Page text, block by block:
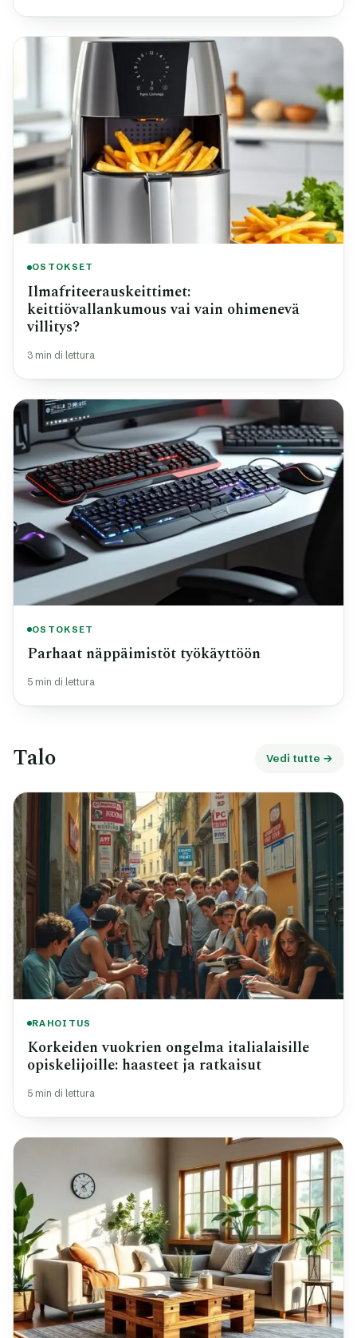
OSTOKSET
Ilmafriteerauskeittimet:
keittiövallankumous vai vain ohimenevä
villitys?
3 min di lettura
OSTOKSET
Parhaat näppäimistöt työkäyttöön
5 min di lettura
Talo Vedi tutte →
RAHOITUS
Korkeiden vuokrien ongelma italialaisille
opiskelijoille: haasteet ja ratkaisut
5 min di lettura